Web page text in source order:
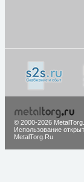
© 2000-2026
Использование
MetalTorg.Ru